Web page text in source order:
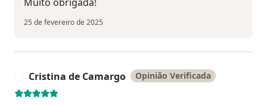
25 de fevereiro de 2025
Cristina de Camargo Opinião Verificada